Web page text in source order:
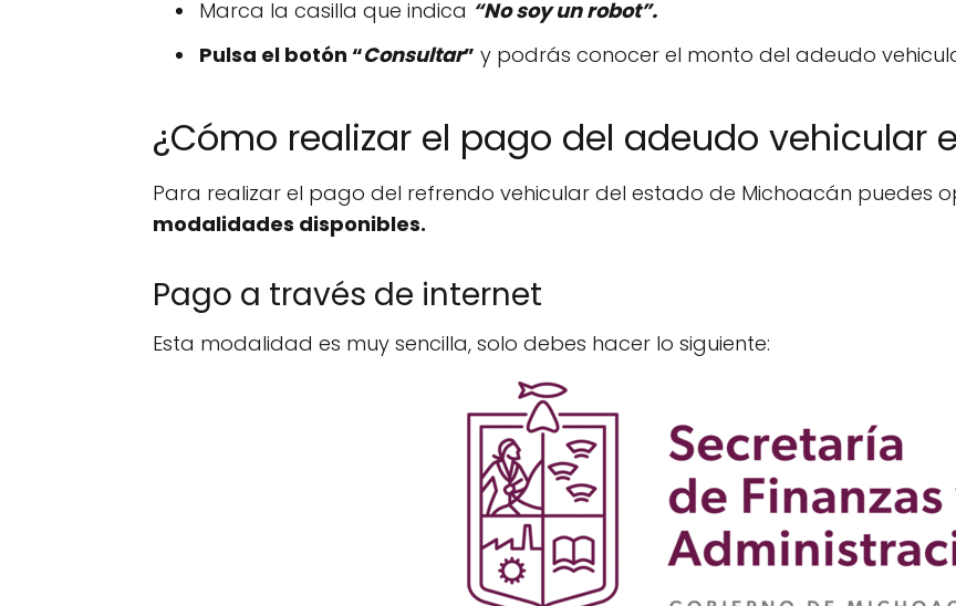
Marca la casilla que indica “No soy un robot”.
Pulsa el botón “Consultar” y podrás conocer el monto del adeudo
¿Cómo realizar el pago del adeudo vehicular
Para realizar el pago del refrendo vehicular del estado de Michoacán puedes
modalidades disponibles.
Pago a través de internet
Esta modalidad es muy sencilla, solo debes hacer lo siguiente: